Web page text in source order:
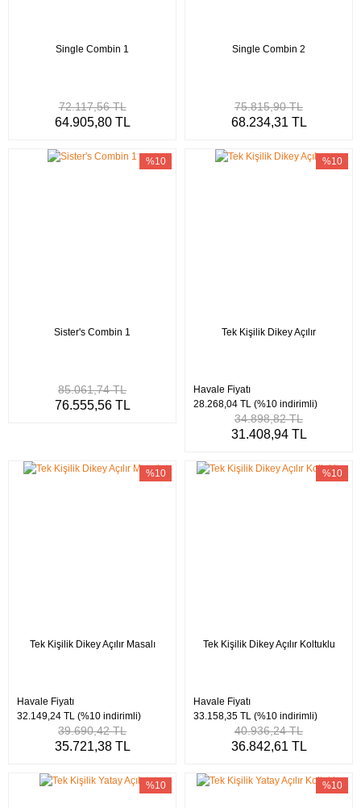
Single Combin 1
72.117,56 TL
64.905,80 TL
Single Combin 2
75.815,90 TL
68.234,31 TL
Sister's Combin 1
%10
85.061,74 TL
76.555,56 TL
Tek Kişilik Dikey Açılır
Havale Fiyatı
28.268,04 TL (%10 indirimli)
%10
34.898,82 TL
31.408,94 TL
Tek Kişilik Dikey Açılır Masalı
Havale Fiyatı
32.149,24 TL (%10 indirimli)
%10
39.690,42 TL
35.721,38 TL
Tek Kişilik Dikey Açılır Koltuklu
Havale Fiyatı
33.158,35 TL (%10 indirimli)
%10
40.936,24 TL
36.842,61 TL
%10 %10